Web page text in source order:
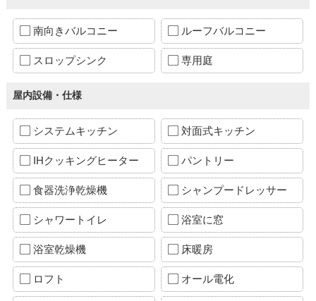
南向きバルコニー ルーフバルコニー
スロップシンク 専用庭
屋内設備・仕様
システムキッチン 対面式キッチン
IHクッキングヒーター パントリー
食器洗浄乾燥機 シャンプードレッサー
シャワートイレ 浴室に窓
浴室乾燥機 床暖房
ロフト オール電化